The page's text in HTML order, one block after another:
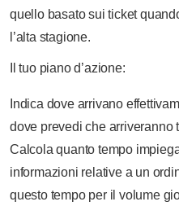
quello basato sui ticket
l’alta stagione.
Il tuo piano d’azione:
Indica dove arrivano
dove prevedi che arriveranno
Calcola quanto tempo
informazioni relative a un
questo tempo per il volume